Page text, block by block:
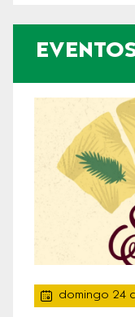
domingo 24